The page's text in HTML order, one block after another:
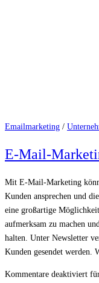
Emailmarketing /
E-Mail-
Mit E-Mail-Marketing
Kunden ansprechen und
eine großartige
aufmerksam zu machen
halten. Unter Newsletter
Kunden gesendet werden.
Kommentare deaktiviert